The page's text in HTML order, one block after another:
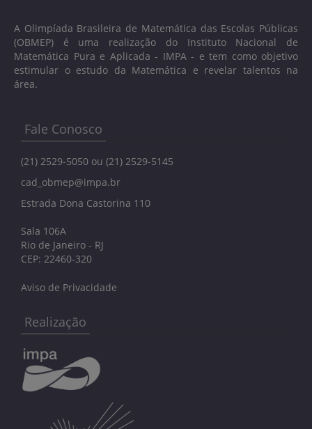
A Olimpíada Brasileira de Matemática das Escolas Públicas
(OBMEP) é uma realização do Instituto Nacional de
Matemática Pura e Aplicada - IMPA - e tem como objetivo
estimular o estudo da Matemática e revelar talentos na
área.
Fale Conosco
(21) 2529-5050 ou (21) 2529-5145
cad_obmep@impa.br
Estrada Dona Castorina 110
Sala 106A
Rio de Janeiro - RJ
CEP: 22460-320
Aviso de Privacidade
Realização